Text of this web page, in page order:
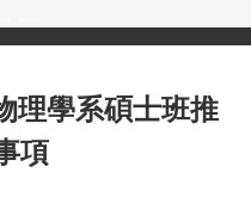
理學系碩士班推
項